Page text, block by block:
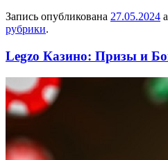
Запись опубликована 27.05.2024
рубрики.
Legzo Казино: Призы и